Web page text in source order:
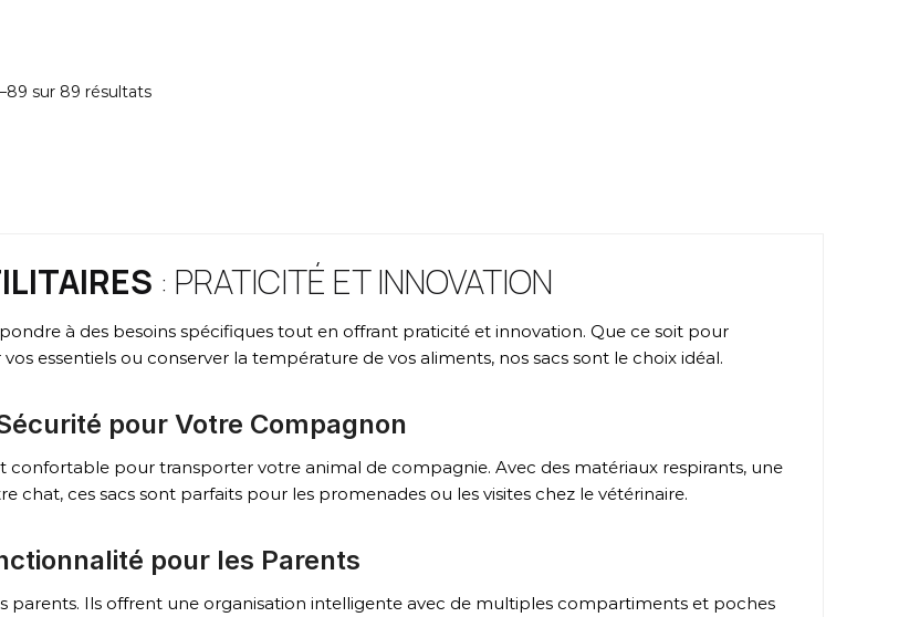
sur 89 résultats
: PRATICITÉ ET INNOVATION
à des besoins spécifiques tout en offrant praticité et innovation. Que ce soit pour
essentiels ou conserver la température de vos aliments, nos sacs sont le choix idéal.
pour Votre Compagnon
confortable pour transporter votre animal de compagnie. Avec des matériaux respirants, une
ces sacs sont parfaits pour les promenades ou les visites chez le vétérinaire.
pour les Parents
parents. Ils offrent une organisation intelligente avec de multiples compartiments et poches